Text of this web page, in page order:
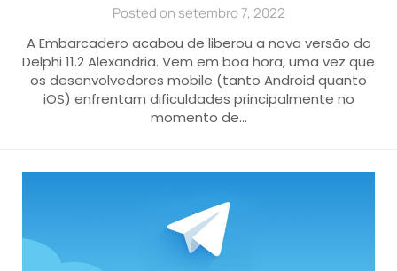
Posted on setembro 7, 2022
A Embarcadero acabou de liberou a nova versão do
Delphi 11.2 Alexandria. Vem em boa hora, uma vez que
os desenvolvedores mobile (tanto Android quanto
iOS) enfrentam dificuldades principalmente no
momento de…